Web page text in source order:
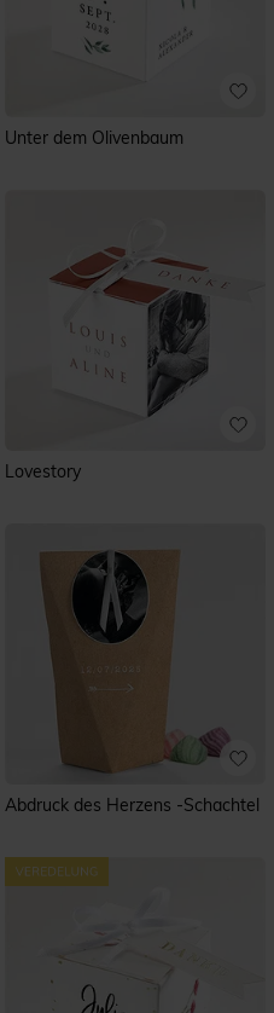
Unter dem Olivenbaum
Lovestory
Abdruck des Herzens -Schachtel